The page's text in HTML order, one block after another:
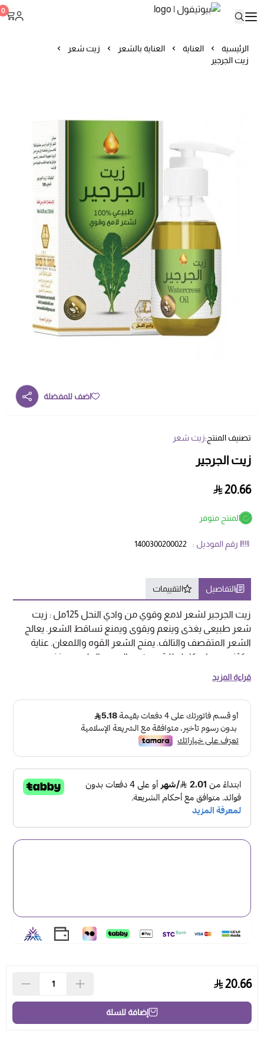
0
الرئيسية العناية العناية بالشعر
زيت شعر
زيت الجرجير
اضف للمفضلة
تصنيف المنتج:زيت شعر
زيت الجرجير
20.66
المنتج متوفر
رقم الموديل : 1400300200022
التفاصيل التقييمات
زيت الجرجير لشعر لامع وقوي من وادي النحل 125مل : زيت
شعر طبيعى يغذى وينعم ويقوى ويمنع تساقط الشعر. يعالج
الشعر المتقصف والتالف. يمنح الشعر القوه واللمعان. عناية
مكثفه وحمايه كامله للشعر. زيت الجرجير الطبيعى : غنى
بغزارة. طريقة الاستخدام: يوضع زيت الجرجير الطبيعى على
الشعر ثم يدلك جيدا لمدة 5 دقائق حتى تمتصه فروة الرأس
1400300200022
قراءة المزيد
20.66
إضافة للسلة